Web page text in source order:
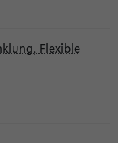
Flexible